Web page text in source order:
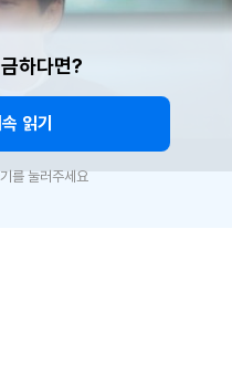
하다면?
읽기
를 눌러주세요